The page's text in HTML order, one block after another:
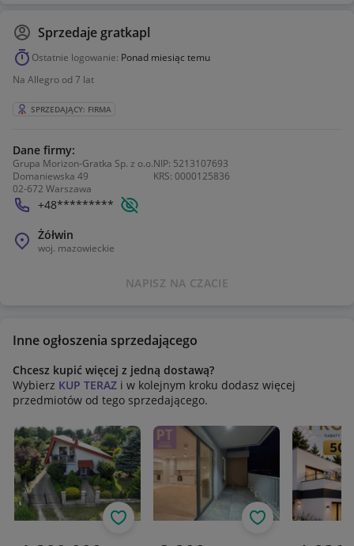
Powiat: Pruszkowski (pow.)
Gmina miejsko-wiejska: Brwinów (gm.)
Miejscowosc: Żółwin(ref. A1541435242)
Sprzedaje gratkapl
Ostatnie logowanie: Ponad miesiąc temu
Na Allegro od 7 lat
SPRZEDAJĄCY: FIRMA
Dane firmy:
Grupa Morizon-Gratka Sp. z o.o.
Domaniewska 49
02-672 Warszawa
NIP: 5213107693
KRS: 0000125836
Pokaż numer telefonu
+48*********
Żółwin
woj. mazowieckie
NAPISZ NA CZACIE
Inne ogłoszenia sprzedającego
Chcesz kupić więcej z jedną dostawą?
Wybierz KUP TERAZ i w kolejnym kroku dodasz więcej
przedmiotów od tego sprzedającego.
Obserwuj
Obserwuj